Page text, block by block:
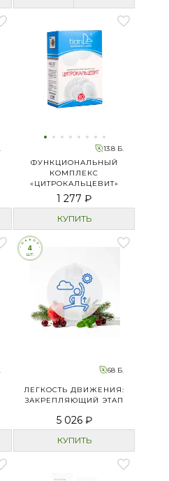
13.8 Б.
ФУНКЦИОНАЛЬНЫЙ
КОМПЛЕКС
«ЦИТРОКАЛЬЦЕВИТ»
1 277 ₽
КУПИТЬ
68 Б.
ЛЕГКОСТЬ ДВИЖЕНИЯ:
ЗАКРЕПЛЯЮЩИЙ ЭТАП
5 026 ₽
КУПИТЬ